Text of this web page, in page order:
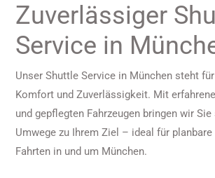
Zuverlässiger
Service in
Unser Shuttle Service in München steht
Komfort und Zuverlässigkeit. Mit
und gepflegten Fahrzeugen bringen wir
Umwege zu Ihrem Ziel – ideal für
Fahrten in und um München.